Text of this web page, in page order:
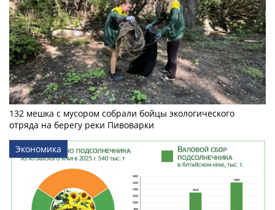
132 мешка с мусором собрали бойцы экологического
отряда на берегу реки Пивоварки
Экономика